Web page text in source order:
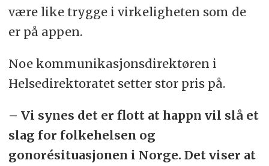
være like trygge i virkeligheten som de
er på appen.
Noe kommunikasjonsdirektøren i
Helsedirektoratet setter stor pris på.
– Vi synes det er flott at happn vil slå et
slag for folkehelsen og
gonorésituasjonen i Norge. Det viser at